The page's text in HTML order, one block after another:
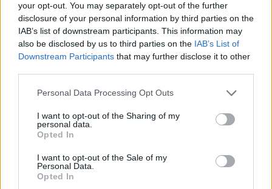
your opt-out. You may separately opt-out of the further
disclosure of your personal information by third parties on the
IAB’s list of downstream participants. This information may
also be disclosed by us to third parties on the IAB’s List of
Downstream Participants that may further disclose it to other
Please note that this website/app uses one or more Google
not limited to your visit or usage behaviour. You may click to
grant or deny consent to Google and its third-party tags to
use your data for below specified purposes in below Google
consent section.
Personal Data Processing Opt Outs
I want to opt-out of the Sharing of my
personal data.
Opted In
I want to opt-out of the Sale of my
Personal Data.
Opted In
Kecskeméten is szakirányú továbbképzésekkel erősít a
Gál Ferenc Egyetem
A lakosságra is fontos szerep hárul a